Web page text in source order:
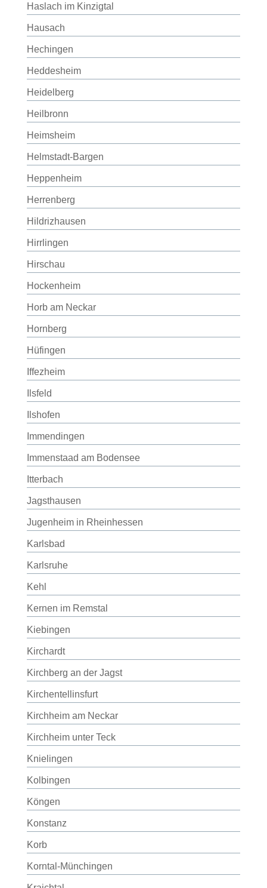
Haslach im Kinzigtal
Hausach
Hechingen
Heddesheim
Heidelberg
Heilbronn
Heimsheim
Helmstadt-Bargen
Heppenheim
Herrenberg
Hildrizhausen
Hirrlingen
Hirschau
Hockenheim
Horb am Neckar
Hornberg
Hüfingen
Iffezheim
Ilsfeld
Ilshofen
Immendingen
Immenstaad am Bodensee
Itterbach
Jagsthausen
Jugenheim in Rheinhessen
Karlsbad
Karlsruhe
Kehl
Kernen im Remstal
Kiebingen
Kirchardt
Kirchberg an der Jagst
Kirchentellinsfurt
Kirchheim am Neckar
Kirchheim unter Teck
Knielingen
Kolbingen
Köngen
Konstanz
Korb
Korntal-Münchingen